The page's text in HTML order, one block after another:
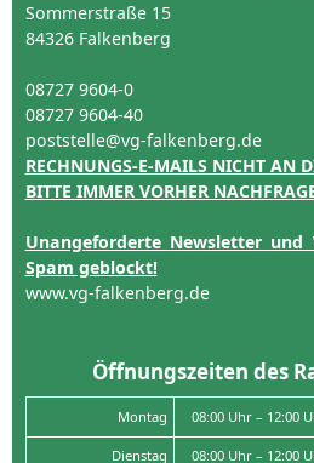
Sommerstraße 15
84326 Falkenberg
08727 9604-0
08727 9604-40
poststelle@vg-falkenberg.de
RECHNUNGS-E-MAILS NICHT AN
BITTE IMMER VORHER
Unangeforderte Newsletter und
Spam geblockt!
www.vg-falkenberg.de
Öffnungszeiten des
Montag 08:00 Uhr – 12:00
Dienstag 08:00 Uhr – 12:00